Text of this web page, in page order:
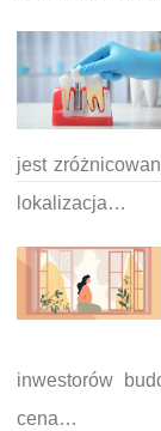
jest
lokalizacja…
inwestorów
cena…